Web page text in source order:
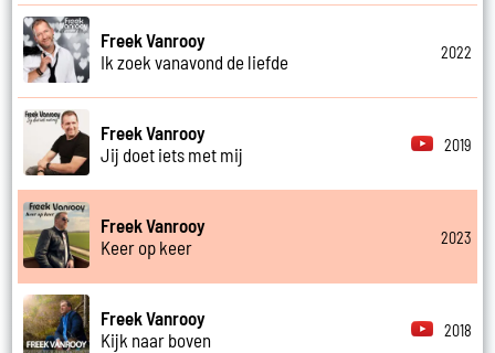
Freek Vanrooy
Ik zoek vanavond de liefde
2022
Freek Vanrooy
Jij doet iets met mij
2019
Freek Vanrooy
Keer op keer
2023
Freek Vanrooy
Kijk naar boven
2018